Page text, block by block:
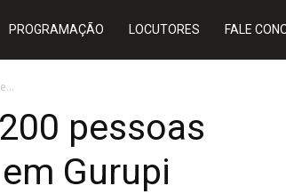
PROGRAMAÇÃO LOCUTORES FALE
pessoas
Gurupi